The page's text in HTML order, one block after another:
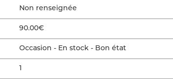
Non renseignée
90.00€
Occasion - En stock - Bon état
1